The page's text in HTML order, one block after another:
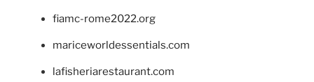
fiamc-rome2022.org
mariceworldessentials.com
lafisheriarestaurant.com